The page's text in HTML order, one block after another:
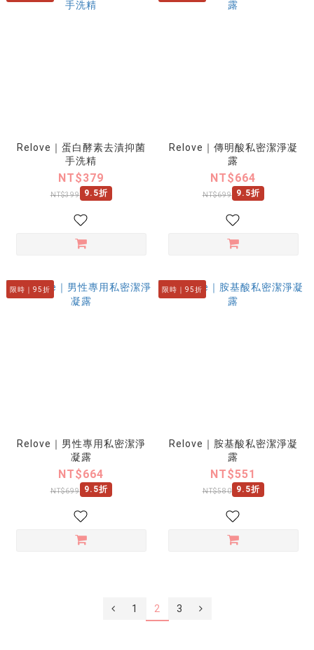
Relove｜蛋白酵素去漬抑菌
手洗精
NT$379
NT$399 9.5折
Relove｜傳明酸私密潔淨凝
露
NT$664
NT$699 9.5折
限時｜95折
Relove｜男性專用私密潔淨
凝露
NT$664
NT$699 9.5折
限時｜95折
Relove｜胺基酸私密潔淨凝
露
NT$551
NT$580 9.5折
1 2 3